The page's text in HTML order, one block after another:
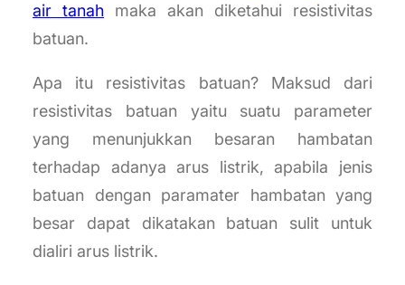
air tanah maka akan diketahui resistivitas
batuan.
Apa itu resistivitas batuan? Maksud dari
resistivitas batuan yaitu suatu parameter
yang menunjukkan besaran hambatan
terhadap adanya arus listrik, apabila jenis
batuan dengan paramater hambatan yang
besar dapat dikatakan batuan sulit untuk
dialiri arus listrik.